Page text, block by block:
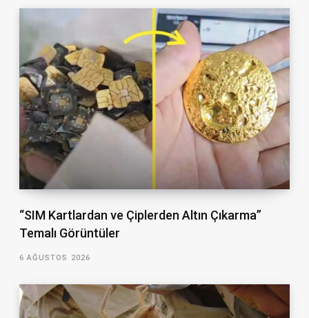
“SIM Kartlardan ve Çiplerden Altın Çıkarma”
Temalı Görüntüler
6 AĞUSTOS 2026